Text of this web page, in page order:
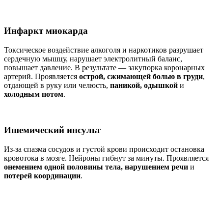
Инфаркт миокарда
Токсическое воздействие алкоголя и наркотиков разрушает
сердечную мышцу, нарушает электролитный баланс,
повышает давление. В результате — закупорка коронарных
артерий. Проявляется острой, сжимающей болью в груди,
отдающей в руку или челюсть, паникой, одышкой и
холодным потом.
Ишемический инсульт
Из-за спазма сосудов и густой крови происходит остановка
кровотока в мозге. Нейроны гибнут за минуты. Проявляется
онемением одной половины тела, нарушением речи и
потерей координации.